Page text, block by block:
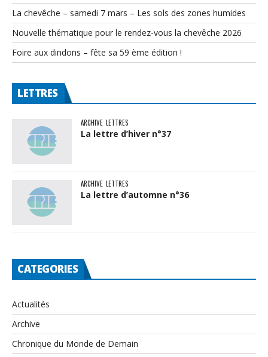
La chevêche – samedi 7 mars – Les sols des zones humides
Nouvelle thématique pour le rendez-vous la chevêche 2026
Foire aux dindons – fête sa 59 ème édition !
LETTRES
ARCHIVE LETTRES
La lettre d’hiver n°37
ARCHIVE LETTRES
La lettre d’automne n°36
CATEGORIES
Actualités
Archive
Chronique du Monde de Demain